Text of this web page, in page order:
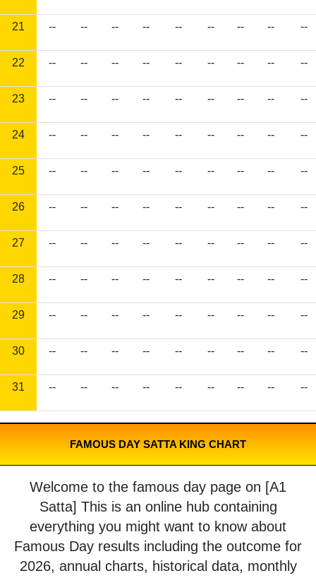
21 -- -- -- -- -- -- -- -- --
22 -- -- -- -- -- -- -- -- --
23 -- -- -- -- -- -- -- -- --
24 -- -- -- -- -- -- -- -- --
25 -- -- -- -- -- -- -- -- --
26 -- -- -- -- -- -- -- -- --
27 -- -- -- -- -- -- -- -- --
28 -- -- -- -- -- -- -- -- --
29 -- -- -- -- -- -- -- -- --
30 -- -- -- -- -- -- -- -- --
31 -- -- -- -- -- -- -- -- --
FAMOUS DAY SATTA KING CHART
Welcome to the famous day page on [A1
Satta] This is an online hub containing
everything you might want to know about
Famous Day results including the outcome for
2026, annual charts, historical data, monthly